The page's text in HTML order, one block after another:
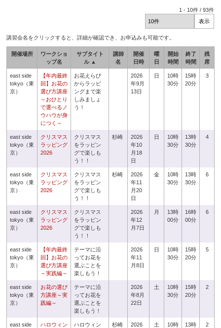
1 - 10件 /93件
講習会名をクリックすると、詳細が確認でき、お申込みも可能です。
開催場所
ワークショ
ップ名
サブタイト
ル ▲
講師
名
開催
日時
曜
日
開始
時間
終了
時間
残
席
east side
tokyo（東
京）
【年内最終
回】お花の
選び方講座
～おひとり
で選べるノ
ウハウが身
につく～
お花えらび
からラッピ
ングまで楽
しみましょ
う！
2026
年9月
13日
日
10時
30分
15時
20分
3
east side
tokyo（東
京）
クリスマス
ラッピング
2026
クリスマス
をラッピン
グで楽しも
う！！
杉崎
2026
年10
月18
日
日
10時
30分
13時
30分
4
east side
tokyo（東
京）
クリスマス
ラッピング
2026
クリスマス
をラッピン
グで楽しも
う！！
杉崎
2026
年11
月20
日
金
10時
30分
13時
30分
6
east side
tokyo（東
京）
クリスマス
ラッピング
2026
クリスマス
をラッピン
グで楽しも
う！！
2026
年12
月7日
月
13時
00分
16時
00分
6
east side
tokyo（東
京）
【年内最終
回】お花の
選び方講座
～実践編～
テーマに沿
ってお花を
選ぶことを
楽しもう！
2026
年11
月8日
日
10時
30分
15時
20分
5
east side
tokyo（東
京）
お花の選び
方講座～実
践編～
テーマに沿
ってお花を
選ぶことを
楽しもう！
2026
年8月
22日
土
10時
30分
15時
20分
2
east side
ハロウィン
ハロウィン
杉崎
2026
土
10時
13時
2